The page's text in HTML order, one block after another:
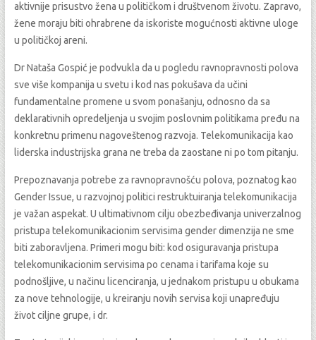
aktivnije prisustvo žena u političkom i društvenom životu. Zapravo,
žene moraju biti ohrabrene da iskoriste mogućnosti aktivne uloge
u političkoj areni.
Dr Nataša Gospić je podvukla da u pogledu ravnopravnosti polova
sve više kompanija u svetu i kod nas pokušava da učini
fundamentalne promene u svom ponašanju, odnosno da sa
deklarativnih opredeljenja u svojim poslovnim politikama pređu na
konkretnu primenu nagoveštenog razvoja. Telekomunikacija kao
liderska industrijska grana ne treba da zaostane ni po tom pitanju.
Prepoznavanja potrebe za ravnopravnošću polova, poznatog kao
Gender Issue, u razvojnoj politici restruktuiranja telekomunikacija
je važan aspekat. U ultimativnom cilju obezbeđivanja univerzalnog
pristupa telekomunikacionim servisima gender dimenzija ne sme
biti zaboravljena. Primeri mogu biti: kod osiguravanja pristupa
telekomunikacionim servisima po cenama i tarifama koje su
podnošljive, u načinu licenciranja, u jednakom pristupu u obukama
za nove tehnologije, u kreiranju novih servisa koji unapređuju
život ciljne grupe, i dr.